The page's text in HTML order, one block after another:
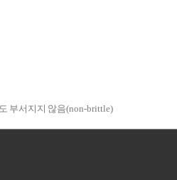
부서지지 않음(non-brittle)